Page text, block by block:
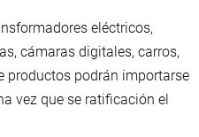
eléctricos,
cámaras digitales, carros,
productos podrán importarse
vez que se ratificación el